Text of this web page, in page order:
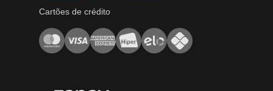
Cartões de crédito